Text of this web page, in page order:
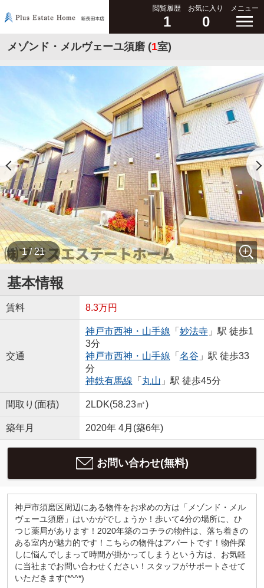
閲覧履歴
1
お気に入り
0
メニュー
メゾンド・メルヴェーユ須磨 (1室)
1 / 21
基本情報
賃料 8.3万円
交通
神戸市西神・山手線 「 妙法寺」駅 徒歩1
3分
神戸市西神・山手線 「 名谷 」駅 徒歩33
分
神鉄有馬線 「 丸山 」駅 徒歩45分
間取り(面積) 2LDK(58.23㎡)
築年月 2020年 4月(築6年)
お問い合わせ(無料)
神戸市須磨区周辺にある物件をお求めの方は「メゾンド・メル
ヴェーユ須磨」はいかがでしょうか！歩いて4分の場所に、ひ
つじ薬局があります！2020年築のコチラの物件は、落ち着きの
ある室内が魅力的です！こちらの物件はアパートです！物件探
しに悩んでしまって時間が掛かってしまうという方は、お気軽
に当社までお問い合わせください！スタッフがサポートさせて
いただきます(*^^*)